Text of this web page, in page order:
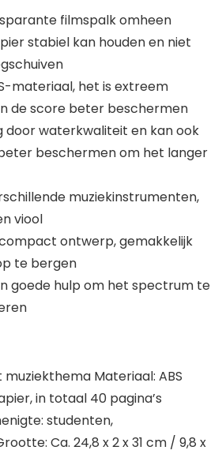
filmspalk omheen
stabiel kan houden en niet
materiaal, het is extreem
de score beter beschermen
door waterkwaliteit en kan ook
beschermen om het langer
muziekinstrumenten,
viool
ontwerp, gemakkelijk
te bergen
goede hulp om het spectrum te
Materiaal: ABS
in totaal 40 pagina’s
studenten,
Ca. 24,8 x 2 x 31 cm / 9,8 x